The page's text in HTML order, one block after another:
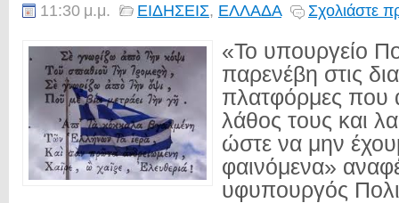
11:30 μ.μ. ΕΙΔΗΣΕΙΣ, ΕΛΛΑΔΑ Σχολιάστε
«Το υπουργείο
παρενέβη στις
πλατφόρμες που
λάθος τους και
ώστε να μην
φαινόμενα»
υφυπουργός